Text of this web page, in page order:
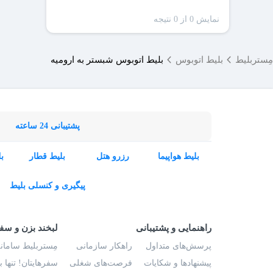
نمایش 0 از 0 نتیجه
مِستربلیط بلیط اتوبوس بلیط اتوبوس شبستر به ارومیه
پشتیبانی 24 ساعته
بلیط هواپیما رزرو هتل بلیط قطار
پیگیری و کنسلی بلیط
راهنمایی و پشتیبانی
پرسش‌های متداول
پیشنهادها و شکایات
راهکار سازمانی
فرصت‌های شغلی
لبخند بزن و
مِستربلیط
سفرهایتان!